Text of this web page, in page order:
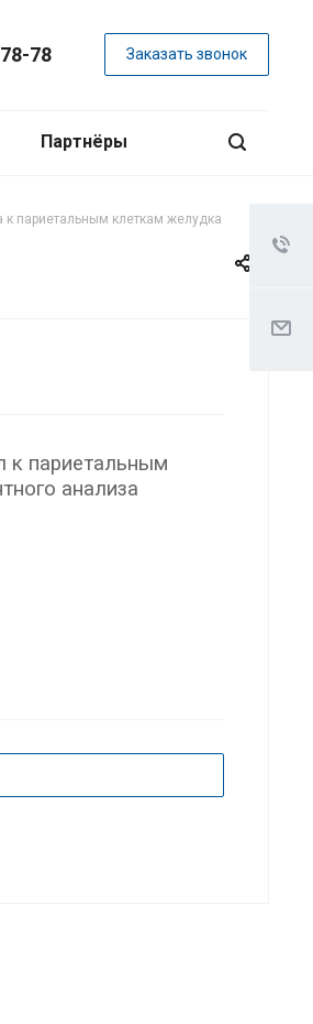
78 Заказать звонок
Партнёры
к париетальным клеткам желудка
к париетальным
анализа